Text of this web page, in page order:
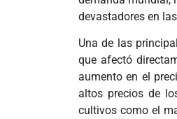
devastadores en
Una de las
que afectó
aumento en el
altos precios de
cultivos como el